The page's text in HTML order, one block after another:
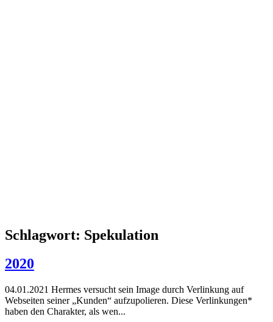
Schlagwort: Spekulation
2020
04.01.2021 Hermes versucht sein Image durch Verlinkung auf
Webseiten seiner „Kunden“ aufzupolieren. Diese Verlinkungen*
haben den Charakter, als wen...